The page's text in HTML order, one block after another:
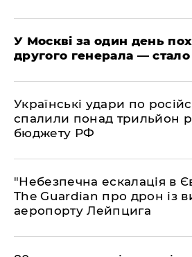
​У Москві за один день
другого генерала — стало
​Українські удари по
спалили понад трильйон
бюджету РФ
​"Небезпечна ескалація в
The Guardian про дрон із
аеропорту Лейпцига